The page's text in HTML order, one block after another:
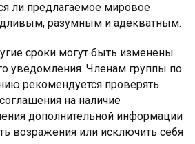
ли предлагаемое мировое
разумным и адекватным.
сроки могут быть изменены
уведомления. Членам группы по
рекомендуется проверять
на наличие
дополнительной информации
возражения или исключить себя